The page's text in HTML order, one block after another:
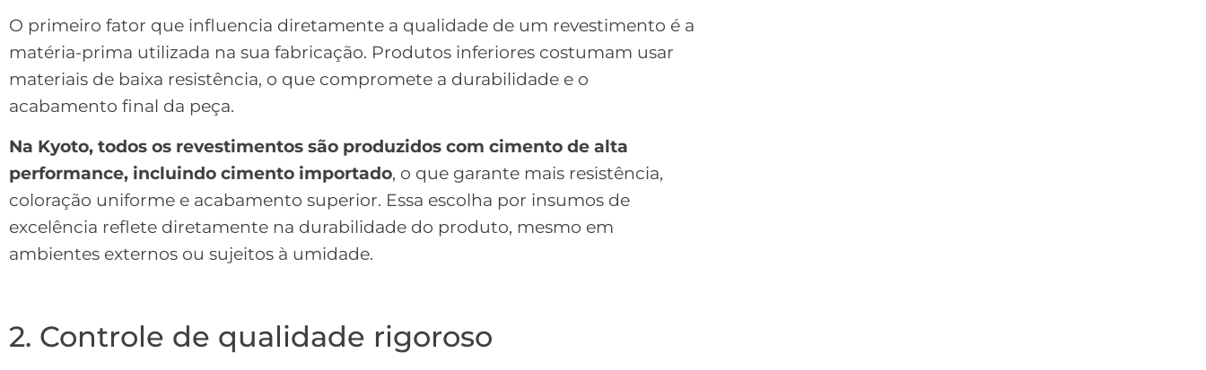
O primeiro fator que influencia diretamente a qualidade de um revestimento é a
matéria-prima utilizada na sua fabricação. Produtos inferiores costumam usar
materiais de baixa resistência, o que compromete a durabilidade e o
acabamento final da peça.
Na Kyoto, todos os revestimentos são produzidos com cimento de alta
performance, incluindo cimento importado, o que garante mais resistência,
coloração uniforme e acabamento superior. Essa escolha por insumos de
excelência reflete diretamente na durabilidade do produto, mesmo em
ambientes externos ou sujeitos à umidade.
2. Controle de qualidade rigoroso